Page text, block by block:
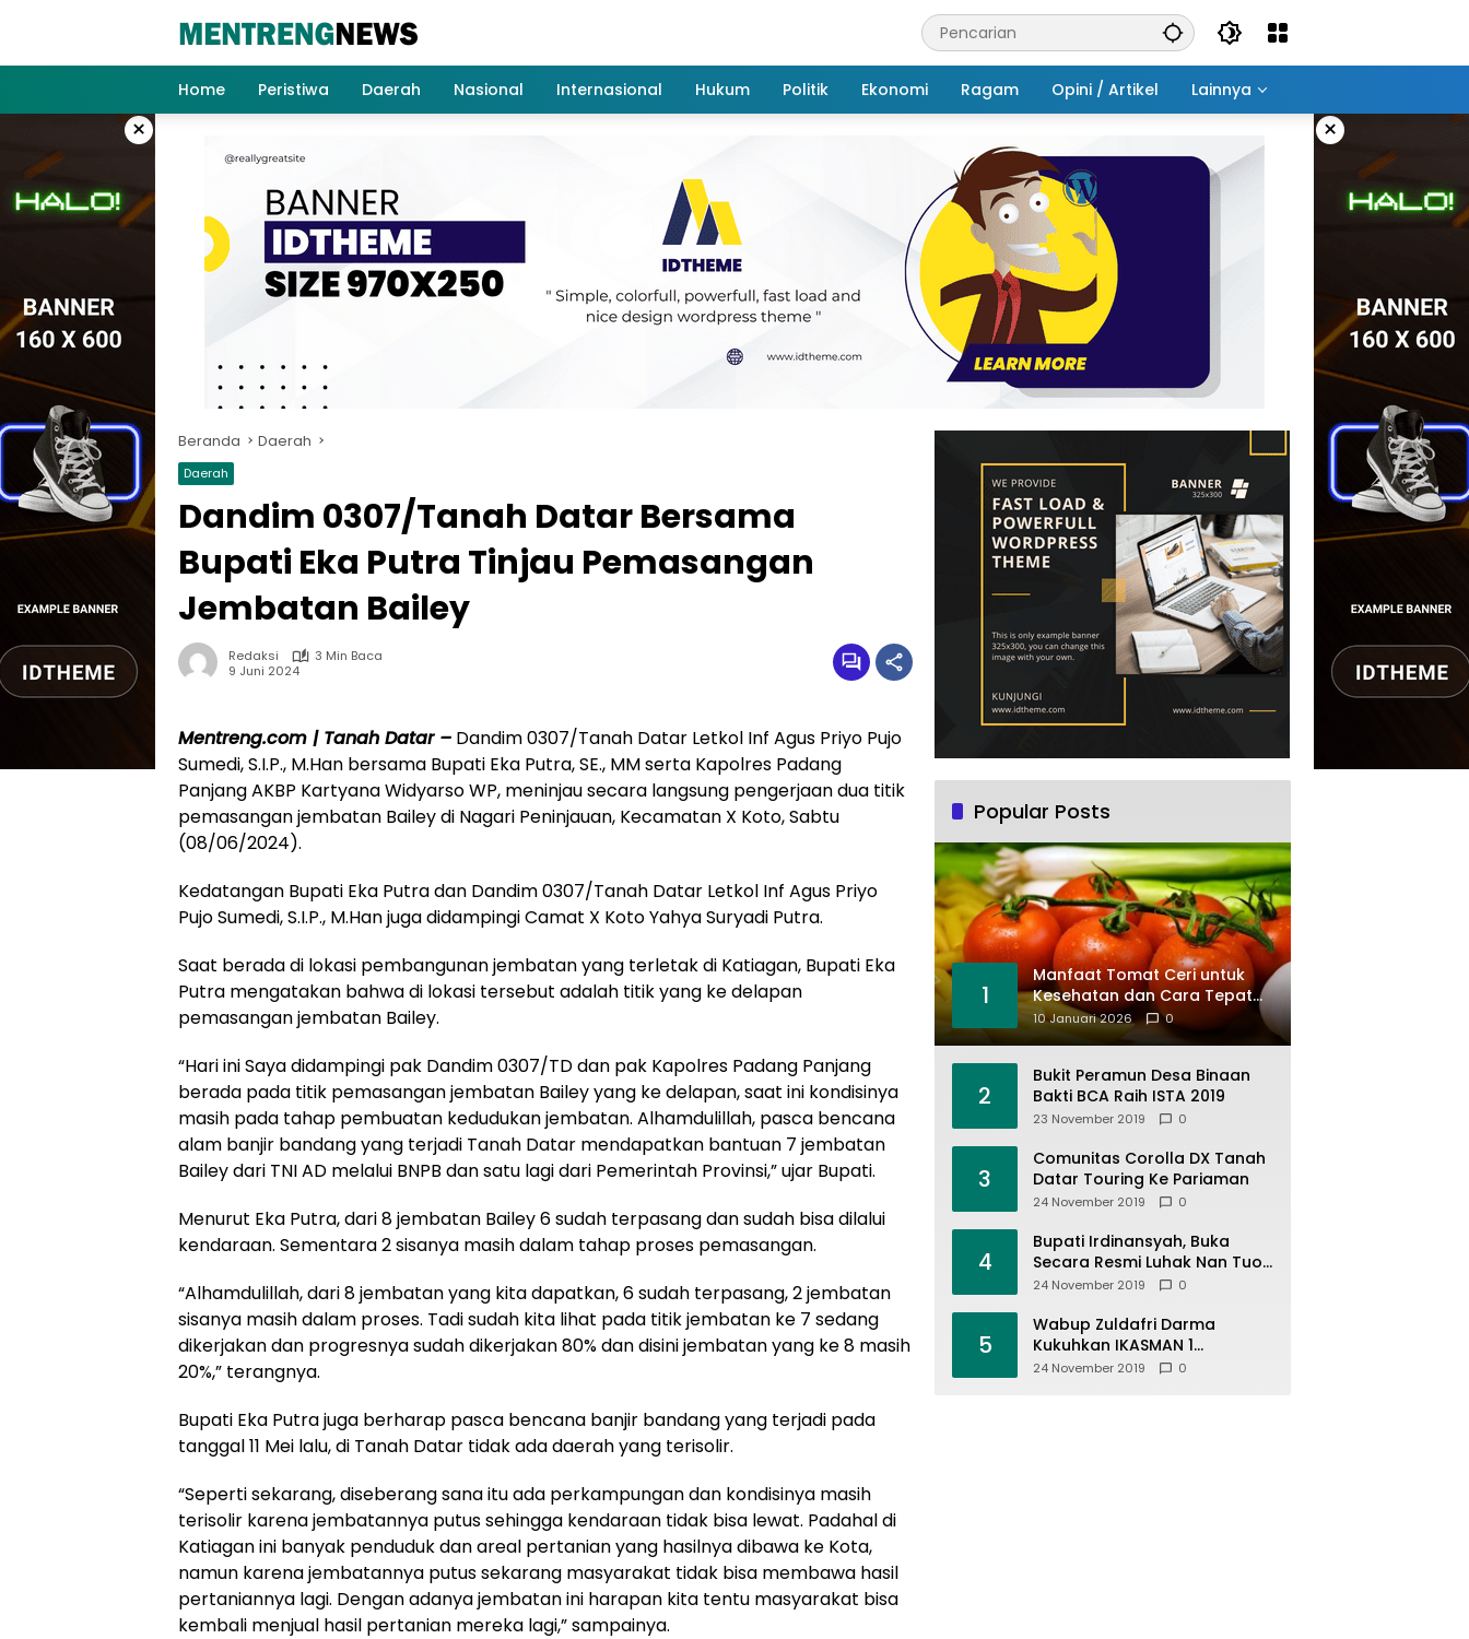
Home
Peristiwa Daerah Nasional Internasional Hukum Politik Ekonomi Ragam Opini / Artikel Lainnya
× ×
Beranda Daerah
Daerah
Dandim 0307/Tanah Datar Bersama
Bupati Eka Putra Tinjau Pemasangan
Jembatan Bailey
Redaksi
3 Min Baca
9 Juni 2024
Mentreng.com | Tanah Datar – Dandim 0307/Tanah Datar Letkol Inf Agus Priyo Pujo
Sumedi, S.I.P., M.Han bersama Bupati Eka Putra, SE., MM serta Kapolres Padang
Panjang AKBP Kartyana Widyarso WP, meninjau secara langsung pengerjaan dua titik
pemasangan jembatan Bailey di Nagari Peninjauan, Kecamatan X Koto, Sabtu
(08/06/2024).
Kedatangan Bupati Eka Putra dan Dandim 0307/Tanah Datar Letkol Inf Agus Priyo
Pujo Sumedi, S.I.P., M.Han juga didampingi Camat X Koto Yahya Suryadi Putra.
Saat berada di lokasi pembangunan jembatan yang terletak di Katiagan, Bupati Eka
Putra mengatakan bahwa di lokasi tersebut adalah titik yang ke delapan
pemasangan jembatan Bailey.
“Hari ini Saya didampingi pak Dandim 0307/TD dan pak Kapolres Padang Panjang
berada pada titik pemasangan jembatan Bailey yang ke delapan, saat ini kondisinya
masih pada tahap pembuatan kedudukan jembatan. Alhamdulillah, pasca bencana
alam banjir bandang yang terjadi Tanah Datar mendapatkan bantuan 7 jembatan
Bailey dari TNI AD melalui BNPB dan satu lagi dari Pemerintah Provinsi,” ujar Bupati.
Menurut Eka Putra, dari 8 jembatan Bailey 6 sudah terpasang dan sudah bisa dilalui
kendaraan. Sementara 2 sisanya masih dalam tahap proses pemasangan.
“Alhamdulillah, dari 8 jembatan yang kita dapatkan, 6 sudah terpasang, 2 jembatan
sisanya masih dalam proses. Tadi sudah kita lihat pada titik jembatan ke 7 sedang
dikerjakan dan progresnya sudah dikerjakan 80% dan disini jembatan yang ke 8 masih
20%,” terangnya.
Bupati Eka Putra juga berharap pasca bencana banjir bandang yang terjadi pada
tanggal 11 Mei lalu, di Tanah Datar tidak ada daerah yang terisolir.
“Seperti sekarang, diseberang sana itu ada perkampungan dan kondisinya masih
terisolir karena jembatannya putus sehingga kendaraan tidak bisa lewat. Padahal di
Katiagan ini banyak penduduk dan areal pertanian yang hasilnya dibawa ke Kota,
namun karena jembatannya putus sekarang masyarakat tidak bisa membawa hasil
pertaniannya lagi. Dengan adanya jembatan ini harapan kita tentu masyarakat bisa
kembali menjual hasil pertanian mereka lagi,” sampainya.
Popular Posts
1
Manfaat Tomat Ceri untuk
Kesehatan dan Cara Tepat
Mengonsumsinya
10 Januari 2026 0
2
Bukit Peramun Desa Binaan
Bakti BCA Raih ISTA 2019
23 November 2019 0
3
Comunitas Corolla DX Tanah
Datar Touring Ke Pariaman
24 November 2019 0
4
Bupati Irdinansyah, Buka
Secara Resmi Luhak Nan Tuo
Wirabraja Adventure Offroad
24 November 2019 0
5
Wabup Zuldafri Darma
Kukuhkan IKASMAN 1
Pariangan Se Jabodetabek
24 November 2019 0